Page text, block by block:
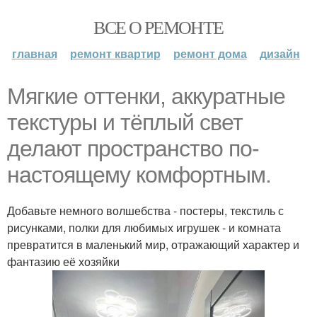
ВСЕ О РЕМОНТЕ
главная ремонт квартир ремонт дома дизайн
Мягкие оттенки, аккуратные
текстуры и тёплый свет
делают пространство по-
настоящему комфортным.
Добавьте немного волшебства - постеры, текстиль с
рисунками, полки для любимых игрушек - и комната
превратится в маленький мир, отражающий характер и
фантазию её хозяйки